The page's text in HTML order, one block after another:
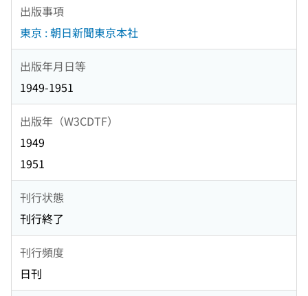
出版事項
東京 : 朝日新聞東京本社
出版年月日等
1949-1951
出版年（W3CDTF）
1949
1951
刊行状態
刊行終了
刊行頻度
日刊